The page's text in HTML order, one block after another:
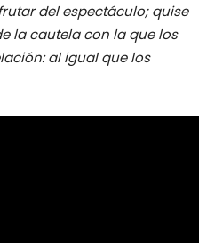
del espectáculo; quise
la cautela con la que los
al igual que los